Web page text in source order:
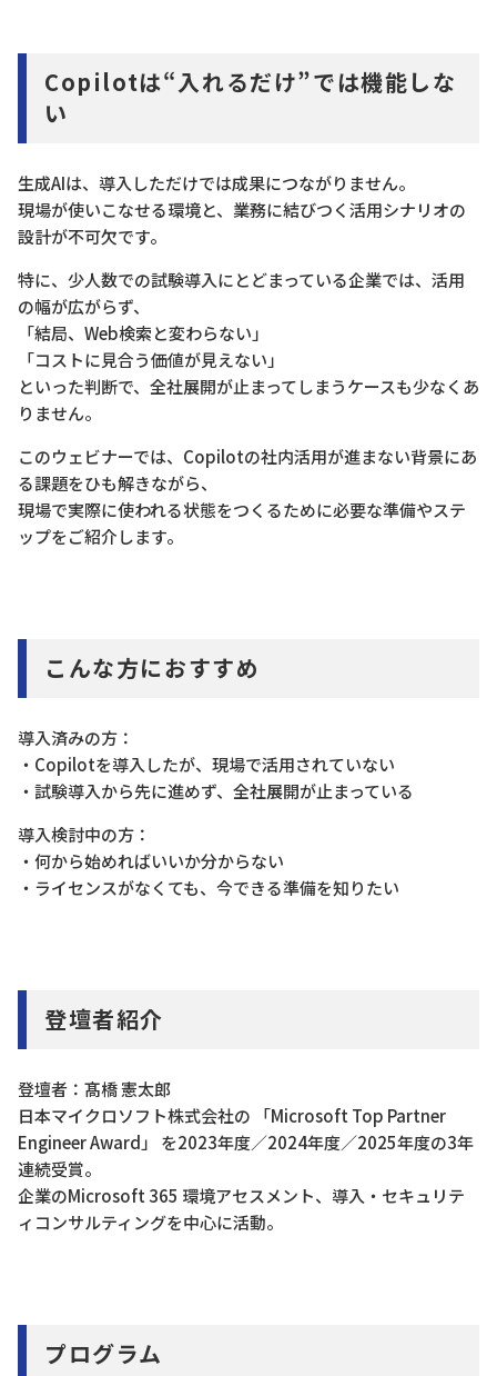
Copilotは“入れるだけ”では機能しな
い
生成AIは、導入しただけでは成果につながりません。
現場が使いこなせる環境と、業務に結びつく活用シナリオの
設計が不可欠です。
特に、少人数での試験導入にとどまっている企業では、活用
の幅が広がらず、
「結局、Web検索と変わらない」
「コストに見合う価値が見えない」
といった判断で、全社展開が止まってしまうケースも少なくあ
りません。
このウェビナーでは、Copilotの社内活用が進まない背景にあ
る課題をひも解きながら、
現場で実際に使われる状態をつくるために必要な準備やステ
ップをご紹介します。
こんな方におすすめ
導入済みの方：
・Copilotを導入したが、現場で活用されていない
・試験導入から先に進めず、全社展開が止まっている
導入検討中の方：
・何から始めればいいか分からない
・ライセンスがなくても、今できる準備を知りたい
登壇者紹介
登壇者：髙橋 憲太郎
日本マイクロソフト株式会社の 「Microsoft Top Partner
Engineer Award」 を2023年度／2024年度／2025年度の3年
連続受賞。
企業のMicrosoft 365 環境アセスメント、導入・セキュリテ
ィコンサルティングを中心に活動。
プログラム